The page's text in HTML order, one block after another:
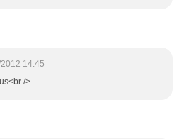
14:45
/>